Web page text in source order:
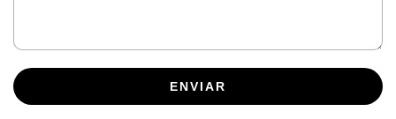
ENVIAR